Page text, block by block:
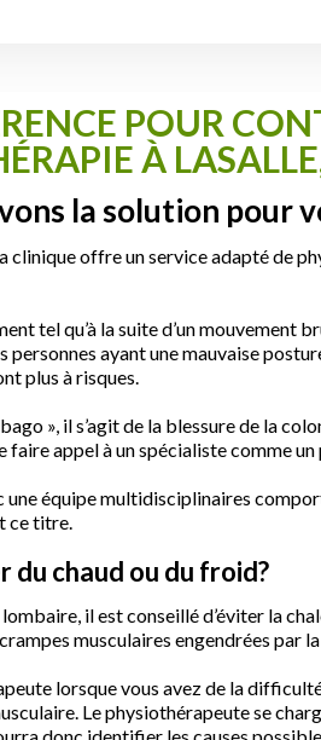
POUR
À
la solution pour
clinique offre un service adapté de
tel qu’à la suite d’un mouvement
personnes ayant une mauvaise
plus à risques.
», il s’agit de la blessure de la
appel à un spécialiste comme
équipe multidisciplinaires
ce titre.
du chaud ou du froid?
il est conseillé d’éviter la
musculaires engendrées par
lorsque vous avez de la
Le physiothérapeute se